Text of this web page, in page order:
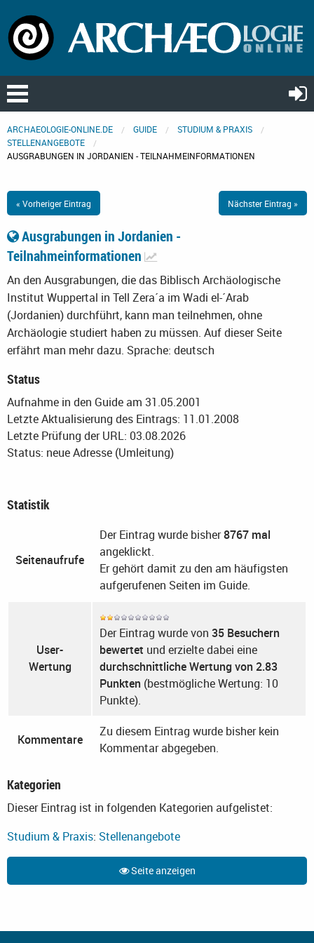
ARCHAEOLOGIE-ONLINE.DE GUIDE
STUDIUM & PRAXIS
STELLENANGEBOTE
AUSGRABUNGEN IN JORDANIEN - TEILNAHMEINFORMATIONEN
« Vorheriger Eintrag Nächster Eintrag »
Ausgrabungen in Jordanien -
Teilnahmeinformationen
An den Ausgrabungen, die das Biblisch Archäologische
Institut Wuppertal in Tell Zera´a im Wadi el-´Arab
(Jordanien) durchführt, kann man teilnehmen, ohne
Archäologie studiert haben zu müssen. Auf dieser Seite
erfährt man mehr dazu. Sprache: deutsch
Status
Aufnahme in den Guide am 31.05.2001
Letzte Aktualisierung des Eintrags: 11.01.2008
Letzte Prüfung der URL: 03.08.2026
Status: neue Adresse (Umleitung)
Statistik
Seitenaufrufe
Der Eintrag wurde bisher8767 mal
angeklickt.
Er gehört damit zu den am häufigsten
aufgerufenen Seiten im Guide.
User-
Wertung
Der Eintrag wurde von 35 Besuchern
bewertet und erzielte dabei eine
durchschnittliche Wertung von 2.83
Punkten (bestmögliche Wertung: 10
Punkte).
Kommentare
Zu diesem Eintrag wurde bisher kein
Kommentar abgegeben.
Kategorien
Dieser Eintrag ist in folgenden Kategorien aufgelistet:
Studium & Praxis: Stellenangebote
Seite anzeigen